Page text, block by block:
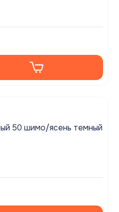
50 шимо/ясень темный